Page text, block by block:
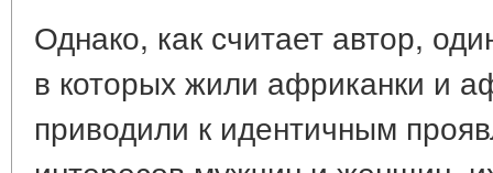
Однако, как считает автор,
в которых жили африканки и
приводили к идентичным